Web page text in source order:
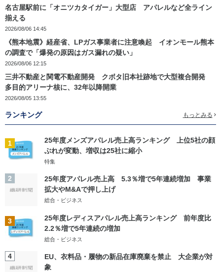
名古屋駅前に「オニツカタイガー」大型店 アパレルなど全ライン
揃える
2026/08/06 14:45
《熊本地震》経産省、LPガス事業者に注意喚起 イオンモール熊本
の調査で「爆発の原因はガス漏れの疑い」
2026/08/06 12:15
三井不動産と関電不動産開発 クボタ旧本社跡地で大型複合開発
多目的アリーナ核に、32年以降開業
2026/08/05 13:55
ランキング もっとみる
1
25年度メンズアパレル売上高ランキング 上位5社の顔
ぶれが変動、増収は25社に縮小
特集
2
25年度アパレル売上高 5.3％増で5年連続増加 事業
拡大やM&Aで押し上げ
総合・ビジネス
3
25年度レディスアパレル売上高ランキング 前年度比
2.2％増で5年連続の増加
総合・ビジネス
4
EU、衣料品・履物の新品在庫廃棄を禁止 大企業が対
象